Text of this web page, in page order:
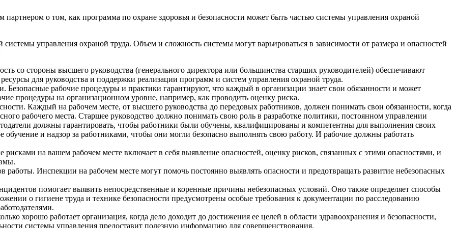
о том, как программа по охране здоровья и безопасности может быть частью системы управления охраной
управления охраной труда. Объем и сложность системы могут варьироваться в зависимости от размера и опасностей
со стороны высшего руководства (генерального директора или большинства старших руководителей) обеспечивают
для руководства и поддержки реализации программ и систем управления охраной труда.
рабочие процедуры и практики гарантируют, что каждый в организации знает свои обязанности и может
процедуры на организационном уровне, например, как проводить оценку риска.
Каждый на рабочем месте, от высшего руководства до передовых работников, должен понимать свои обязанности, когда
рабочего места. Старшее руководство должно понимать свою роль в разработке политики, постоянном управлении
должны гарантировать, чтобы работники были обучены, квалифицированы и компетентны для выполнения своих
обучение и надзор за работниками, чтобы они могли безопасно выполнять свою работу. И рабочие должны работать
на вашем рабочем месте включает в себя выявление опасностей, оценку рисков, связанных с этими опасностями, и
Инспекции на рабочем месте могут помочь постоянно выявлять опасности и предотвращать развитие небезопасных
помогает выявить непосредственные и коренные причины небезопасных условий. Оно также определяет способы
о гигиене труда и технике безопасности предусмотрены особые требования к документации по расследованию
хорошо работает организация, когда дело доходит до достижения ее целей в области здравоохранения и безопасности,
системы управления предоставит полезную информацию для совершенствования.